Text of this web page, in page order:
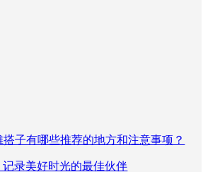
子有哪些推荐的地方和注意事项？
录美好时光的最佳伙伴